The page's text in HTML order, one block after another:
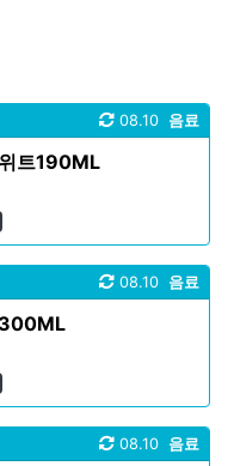
음료
08.10
트190ML
음료
08.10
음료
08.10